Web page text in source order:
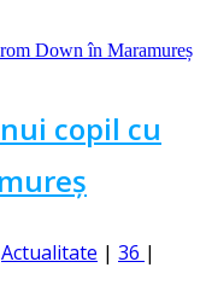
copil cu
Actualitate | 36 |